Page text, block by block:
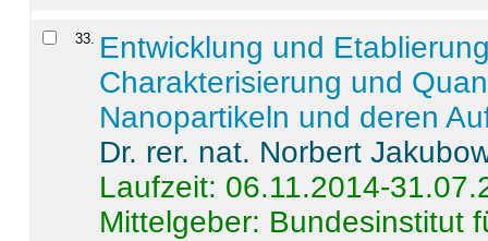
33. Entwicklung und
Charakterisierung und
Nanopartikeln und deren
Dr. rer. nat. Norbert
Laufzeit: 06.11.2014-
Mittelgeber: Bundesinstitut